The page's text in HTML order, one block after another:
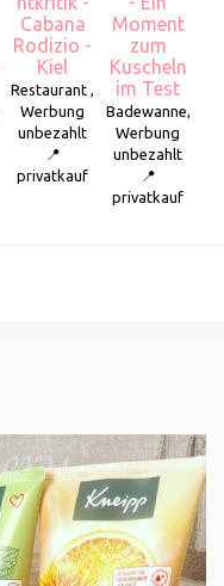
Cabana
Rodizio -
Kiel
Restaurant ,
Werbung
unbezahlt
📍
privatkauf
Moment
zum
Kuscheln
im Test
Badewanne,
Werbung
unbezahlt
📍
privatkauf